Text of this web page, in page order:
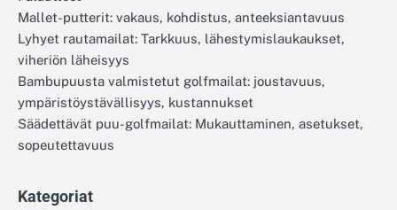
Mallet-putterit: vakaus, kohdistus, anteeksiantavuus
Lyhyet rautamailat: Tarkkuus, lähestymislaukaukset,
viheriön läheisyys
Bambupuusta valmistetut golfmailat: joustavuus,
ympäristöystävällisyys, kustannukset
Säädettävät puu-golfmailat: Mukauttaminen, asetukset,
sopeutettavuus
Kategoriat